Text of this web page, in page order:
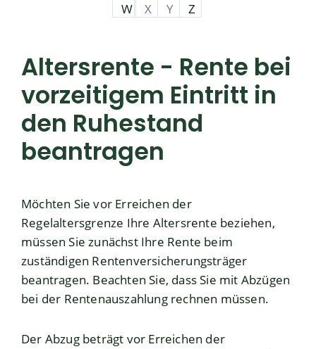
W
X Y Z
Altersrente - Rente bei
vorzeitigem Eintritt in
den Ruhestand
beantragen
Möchten Sie vor Erreichen der
Regelaltersgrenze Ihre Altersrente beziehen,
müssen Sie zunächst Ihre Rente beim
zuständigen Rentenversicherungsträger
beantragen. Beachten Sie, dass Sie mit Abzügen
bei der Rentenauszahlung rechnen müssen.
Der Abzug beträgt vor Erreichen der